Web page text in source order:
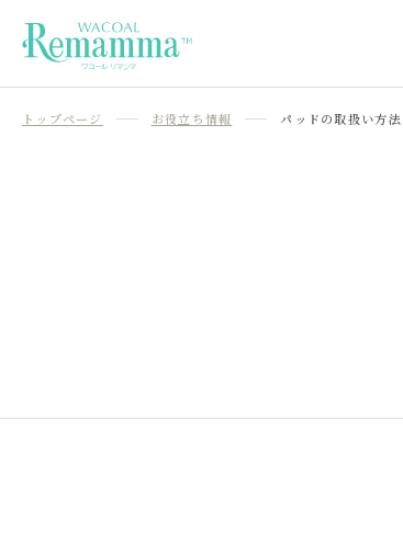
トップページ お役立ち情報 パッドの取扱い方法